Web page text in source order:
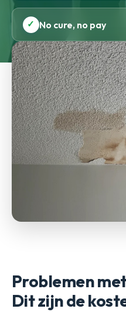
✓ No cure, no pay
Problemen
Dit zijn de